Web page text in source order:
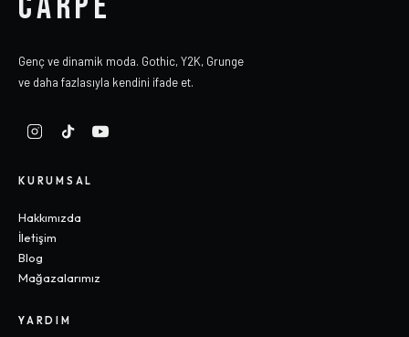
Genç ve dinamik moda. Gothic, Y2K, Grunge
ve daha fazlasıyla kendini ifade et.
KURUMSAL
Hakkımızda
İletişim
Blog
Mağazalarımız
YARDIM